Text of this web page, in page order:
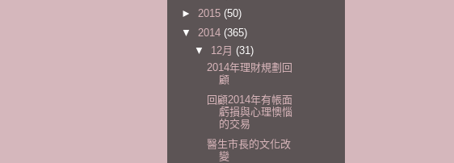
► 2015 (50)
▼ 2014 (365)
▼ 12月 (31)
2014年理財規劃回
顧
回顧2014年有帳面
虧損與心理懊惱
的交易
醫生市長的文化改
變